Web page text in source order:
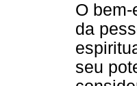
O
da
seu